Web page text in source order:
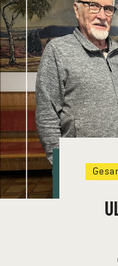
HOME
VEREIN
TERMINE